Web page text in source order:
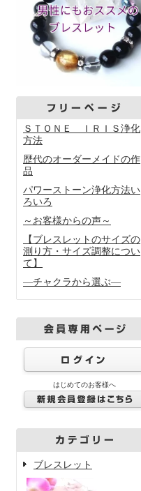
ＳＴＯＮＥ ＩＲＩＳ浄化
方法
歴代のオーダーメイドの作
品
パワーストーン浄化方法い
ろいろ
～お客様からの声～
【ブレスレットのサイズの
測り方・サイズ調整につい
て】
―チャクラから選ぶ―
はじめてのお客様へ
ブレスレット